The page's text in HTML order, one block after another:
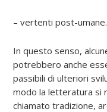
– vertenti post-umane.
In questo senso,
potrebbero anche
passibili di ulteriori
modo la letteratura si
chiamato tradizione,